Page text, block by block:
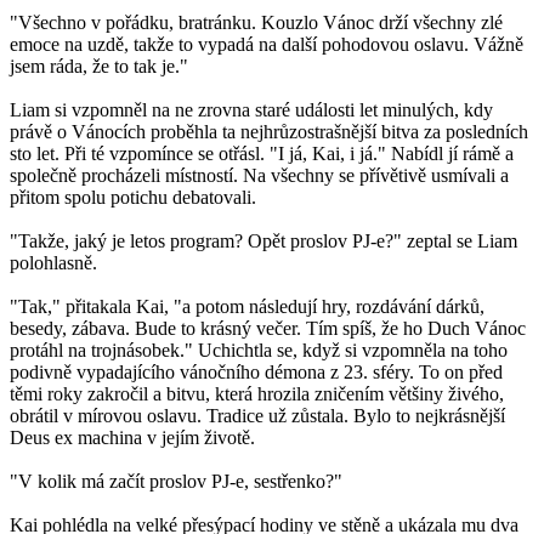
"Všechno v pořádku, bratránku. Kouzlo Vánoc drží všechny zlé
emoce na uzdě, takže to vypadá na další pohodovou oslavu. Vážně
jsem ráda, že to tak je."
Liam si vzpomněl na ne zrovna staré události let minulých, kdy
právě o Vánocích proběhla ta nejhrůzostrašnější bitva za posledních
sto let. Při té vzpomínce se otřásl. "I já, Kai, i já." Nabídl jí rámě a
společně procházeli místností. Na všechny se přívětivě usmívali a
přitom spolu potichu debatovali.
"Takže, jaký je letos program? Opět proslov PJ-e?" zeptal se Liam
polohlasně.
"Tak," přitakala Kai, "a potom následují hry, rozdávání dárků,
besedy, zábava. Bude to krásný večer. Tím spíš, že ho Duch Vánoc
protáhl na trojnásobek." Uchichtla se, když si vzpomněla na toho
podivně vypadajícího vánočního démona z 23. sféry. To on před
těmi roky zakročil a bitvu, která hrozila zničením většiny živého,
obrátil v mírovou oslavu. Tradice už zůstala. Bylo to nejkrásnější
Deus ex machina v jejím životě.
"V kolik má začít proslov PJ-e, sestřenko?"
Kai pohlédla na velké přesýpací hodiny ve stěně a ukázala mu dva